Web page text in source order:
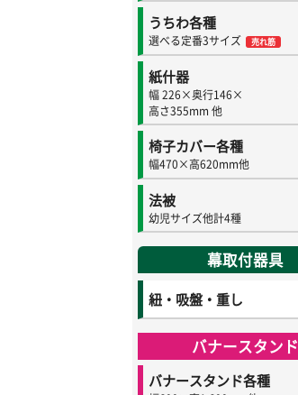
うちわ各種
選べる定番3サイズ 売れ筋
紙什器
幅 226×奥行146×
高さ355mm 他
椅子カバー各種
幅470×高620mm他
法被
幼児サイズ他計4種
幕取付器具
紐・吸盤・重し
バナースタンド
バナースタンド各種